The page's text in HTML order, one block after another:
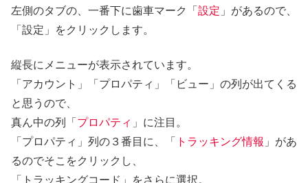
左側のタブの、一番下に歯車マーク「 設定 」があるので、
「設定」をクリックします。
縦長にメニューが表示されています。
「アカウント」「プロパティ」「ビュー」の列が出てくる
と思うので、
真ん中の列「 プロパティ 」に注目。
「プロパティ」列の３番目に、「
トラッキング情報 」があ
るのでそこをクリックし、
「トラッキングコード」をさらに選択。